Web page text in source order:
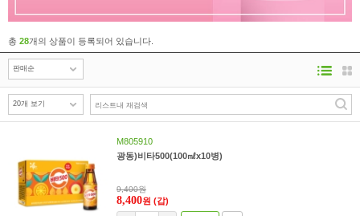
총 28개의 상품이 등록되어 있습니다.
M805910
광동)비타500(100㎖x10병)
9,400원
8,400원 (갑)